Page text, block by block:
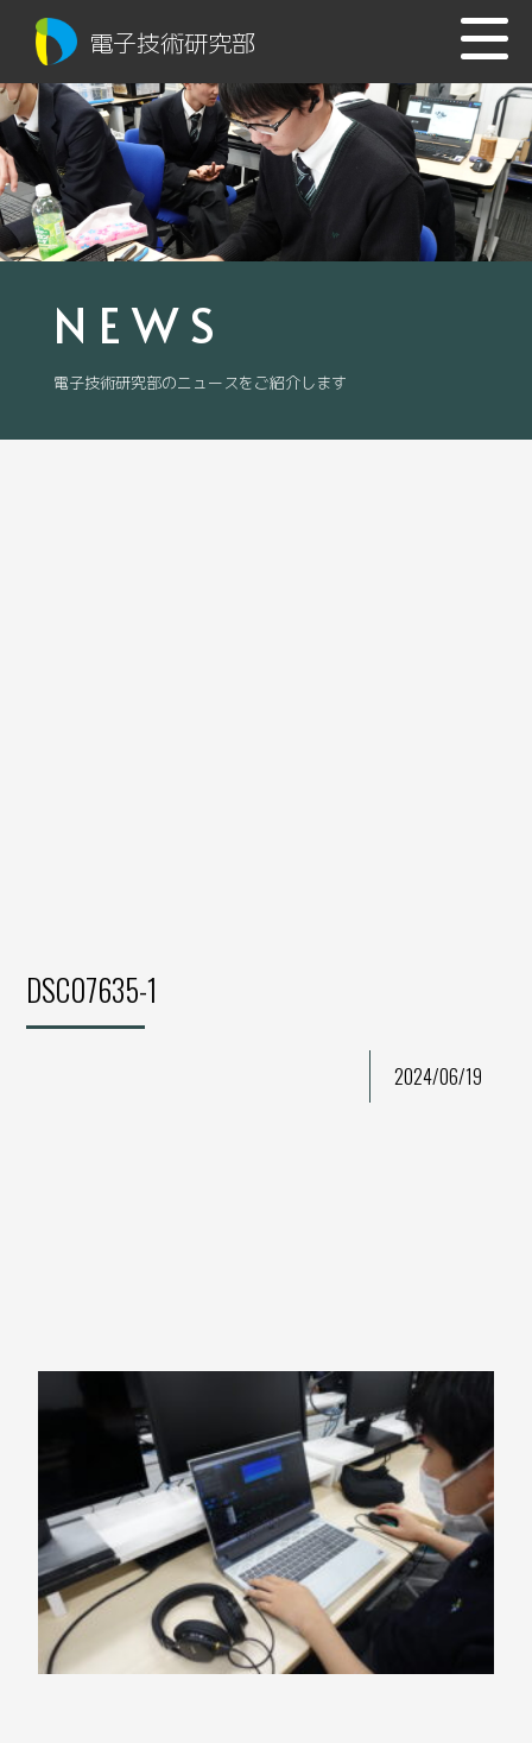
電子技術研究部
NEWS
電子技術研究部のニュースをご紹介します
DSC07635-1
2024/06/19